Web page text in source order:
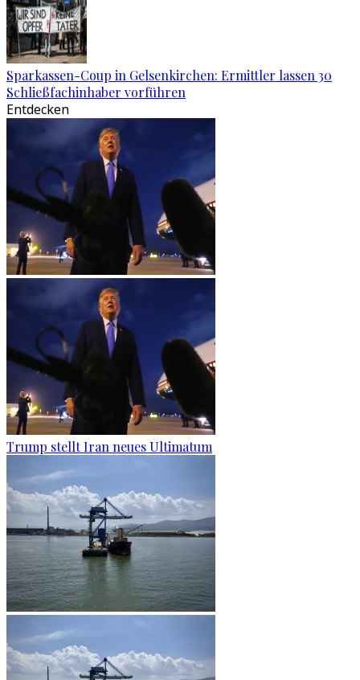
Sparkassen-Coup in Gelsenkirchen: Ermittler lassen 30
Schließfachinhaber vorführen
Entdecken
Trump stellt Iran neues Ultimatum